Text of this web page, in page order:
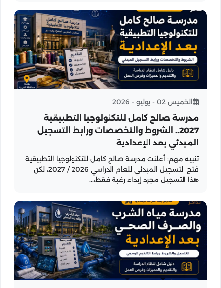
الخميس 02 - يوليو - 2026
مدرسة صالح كامل للتكنولوجيا التطبيقية
2027.. الشروط والتخصصات ورابط التسجيل
المبدئي بعد الإعدادية
تنبيه مهم: أعلنت مدرسة صالح كامل للتكنولوجيا التطبيقية
فتح التسجيل المبدئي للعام الدراسي 2026 / 2027، لكن
هذا التسجيل مجرد إبداء رغبة فقط،...